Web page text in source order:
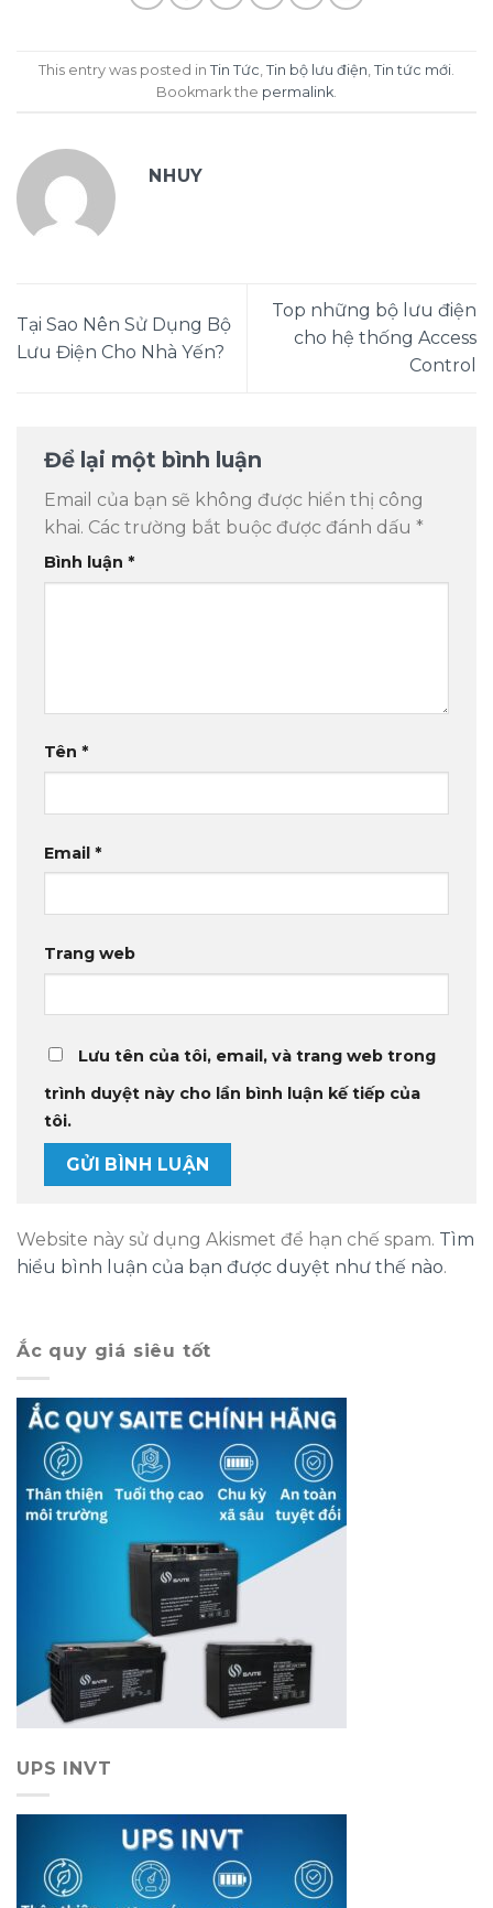
This entry was posted in Tin Tức Tin bộ lưu điện Tin tức mới
Bookmark the permalink
NHUY
Tại Sao Nên Sử Dụng Bộ
Lưu Điện Cho Nhà Yến?
Top những bộ lưu điện
cho hệ thống Access
Control
Để lại một bình luận
Email của bạn sẽ không được hiển thị công
khai. Các trường bắt buộc được đánh dấu *
Bình luận *
Tên *
Email *
Trang web
Lưu tên của tôi, email, và trang web trong
trình duyệt này cho lần bình luận kế tiếp của
tôi.
Website này sử dụng Akismet để hạn chế spam. Tìm
hiểu bình luận của bạn được duyệt như thế nào.
Ắc quy giá siêu tốt
UPS INVT